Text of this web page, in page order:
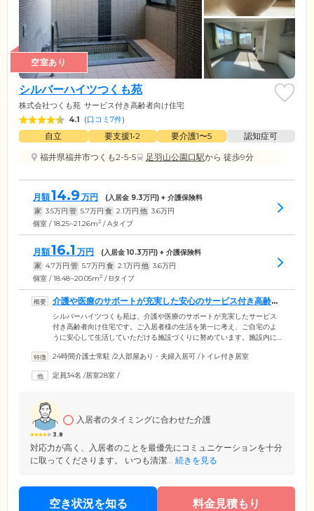
空室あり
シルバーハイツつくも苑
株式会社つくも苑 サービス付き高齢者向け住宅
4.1 (口コミ7件)
自立 要支援1•2 要介護1〜5
認知症可
福井県福井市つくも2-5-5
足羽山公園口駅から 徒歩9分
月額14.9 万円 (入居金 9.3万円) + 介護保険料
家 3.5万円 管 5.7万円 食 2.1万円 他 3.6万円
個室 / 18.25~21.26m2 / Aタイプ
月額16.1 万円 (入居金10.3万円) + 介護保険料
家 4.7万円 管 5.7万円 食 2.1万円 他 3.6万円
個室 / 18.48~20.05m2 / Bタイプ
介護や医療のサポートが充実した安心のサービス付き高齢者
向け住宅です
シルバーハイツつくも苑は、介護や医療のサポートが充実したサービス
付き高齢者向け住宅です。ご入居者様の生活を第一に考え、ご自宅のよ
うに安心して生活していただける施設づくりに努めています。施設内に
ケアマネジャーがご入居者様のご希望やお体の状況に配慮したケアプラ
は24時間365日体制で、きめ細やかなケアをご提供いたします。また当施
24時間介護士常駐 /2人部屋あり・夫婦入居可 /トイレ付き居室
定員34名 /居室28室 /
3.8
入居者のタイミングに合わせた介護
対応力が高く、入居者のことを最優先にコミュニケーションを十分
に取ってくださります。 いつも清潔... 続きを見る
空き状況を知る 料金見積もり